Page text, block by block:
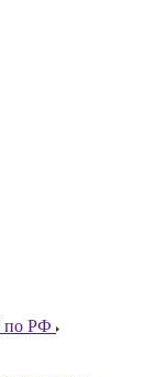
по РФ